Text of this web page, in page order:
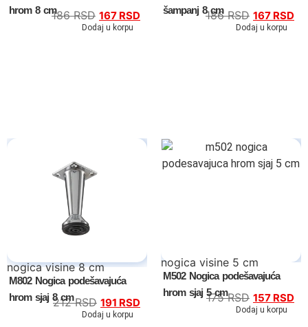
hrom 8 cm186RSD 167 RSD
Dodaj u korpu
šampanj 8 cm
186RSD 167 RSD
Dodaj u korpu
nogica visine 8 cm
M802 Nogica podešavajuća
hrom sjaj 8 cm
212RSD 191 RSD
Dodaj u korpu
nogica visine 5 cm
M502 Nogica podešavajuća
hrom sjaj 5 cm
175RSD 157 RSD
Dodaj u korpu
Klub stolovi
Specijalne ponude
Vitrine
Ugaone garniture